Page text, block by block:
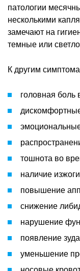
патологии
несколькими
замечают на
темные или
К другим
головная боль
тошнота во
наличие
повышение
снижение
нарушение
появление
уменьшение